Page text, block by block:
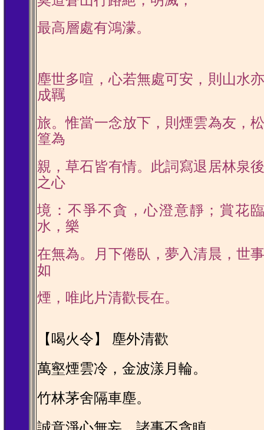
最高層處有鴻濛。
塵世多喧，心若無處可安，則山水亦
成羈
旅。惟當一念放下，則煙雲為友，松
篁為
親，草石皆有情。此詞寫退居林泉後
之心
境：不爭不貪，心澄意靜；賞花臨
水，樂
在無為。月下倦臥，夢入清晨，世事
如
煙，唯此片清歡長在。
【喝火令】 塵外清歡
萬壑煙雲冷，金波漾月輪。
竹林茅舍隔車塵。